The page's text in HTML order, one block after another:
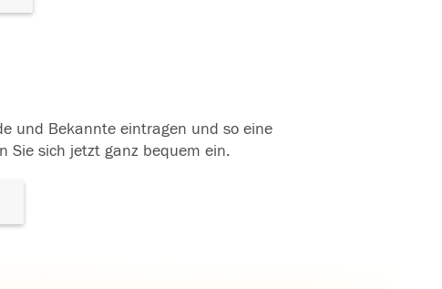
und Bekannte eintragen und so eine
Sie sich jetzt ganz bequem ein.